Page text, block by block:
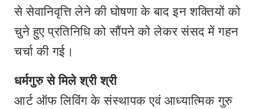
से सेवानिवृत्ति लेने की घोषणा के बाद इन शक्तियों को
चुने हुए प्रतिनिधि को सौंपने को लेकर संसद में गहन
चर्चा की गई।
धर्मगुरु से मिले श्री श्री
आर्ट ऑफ लिविंग के संस्थापक एवं आध्यात्मिक गुरु